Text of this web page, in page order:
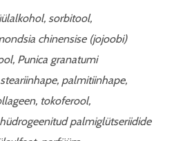
sorbitool,
chinensise (jojoobi)
Punica granatumi
palmitiinhape,
tokoferool,
palmiglütseriidide